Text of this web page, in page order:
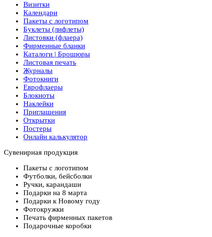
Визитки
Календари
Пакеты с логотипом
Буклеты (лифлеты)
Листовки (флаера)
Фирменные бланки
Каталоги | Брошюры
Листовая печать
Журналы
Фотокниги
Еврофлаеры
Блокноты
Наклейки
Приглашения
Открытки
Постеры
Онлайн калькулятор
Сувенирная продукция
Пакеты с логотипом
Футболки, бейсболки
Ручки, карандаши
Подарки на 8 марта
Подарки к Новому году
Фотокружки
Печать фирменных пакетов
Подарочные коробки